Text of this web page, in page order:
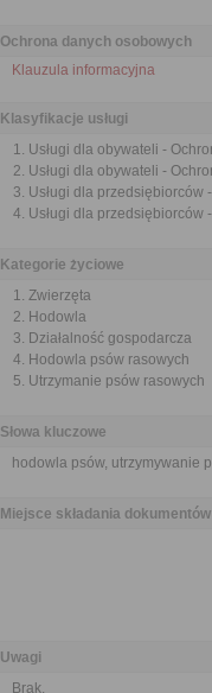
Ochrona danych osobowych
Klauzula informacyjna
Klasyfikacje usługi
Usługi dla obywateli -
Usługi dla obywateli -
Usługi dla przedsiębiorców
Usługi dla przedsiębiorców
Kategorie życiowe
Zwierzęta
Hodowla
Działalność gospodarcza
Hodowla psów rasowych
Utrzymanie psów rasowych
Słowa kluczowe
hodowla psów, utrzymywanie
Miejsce składania dokumentów
Uwagi
Brak.